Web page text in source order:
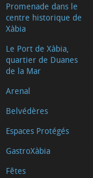
Promenade dans le
centre historique de
Xàbia
Le Port de Xàbia,
quartier de Duanes
de la Mar
Arenal
Belvédères
Espaces Protégés
GastroXàbia
Fêtes